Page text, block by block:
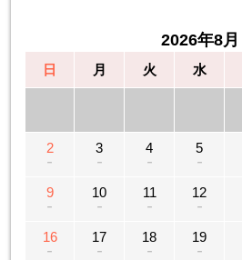
2026年8月
日 月 火 水
2
－
3
－
4
－
5
－
9
－
10
－
11
－
12
－
16
－
17
－
18
－
19
－